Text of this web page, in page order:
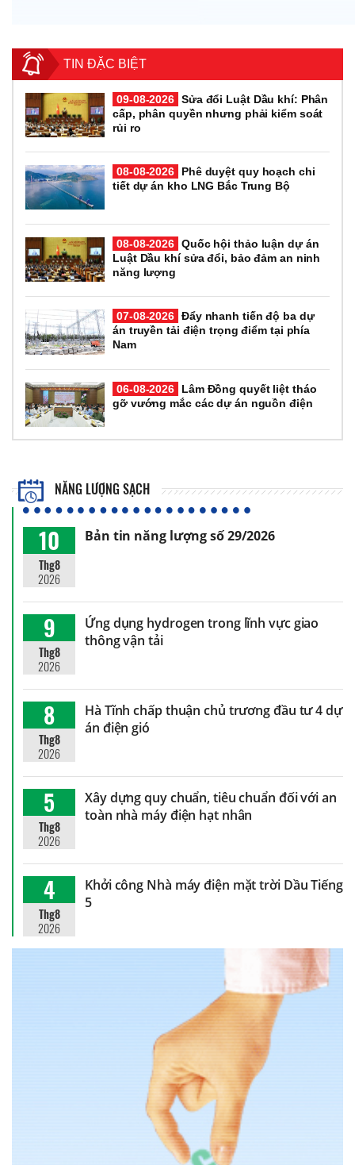
TIN ĐẶC BIỆT
09-08-2026 Sửa đổi Luật Dầu khí: Phân
cấp, phân quyền nhưng phải kiểm soát
rủi ro
08-08-2026
Phê duyệt quy hoạch chi
tiết dự án kho LNG Bắc Trung Bộ
08-08-2026 Quốc hội thảo luận dự án
Luật Dầu khí sửa đổi, bảo đảm an ninh
năng lượng
07-08-2026 Đẩy nhanh tiến độ ba dự
án truyền tải điện trọng điểm tại phía
Nam
06-08-2026
Lâm Đồng quyết liệt tháo
gỡ vướng mắc các dự án nguồn điện
NĂNG LƯỢNG SẠCH
10
Thg8
2026
Bản tin năng lượng số 29/2026
9
Thg8
2026
Ứng dụng hydrogen trong lĩnh vực giao
thông vận tải
8
Thg8
2026
Hà Tĩnh chấp thuận chủ trương đầu tư 4 dự
án điện gió
5
Thg8
2026
Xây dựng quy chuẩn, tiêu chuẩn đối với an
toàn nhà máy điện hạt nhân
4
Thg8
2026
Khởi công Nhà máy điện mặt trời Dầu Tiếng
5